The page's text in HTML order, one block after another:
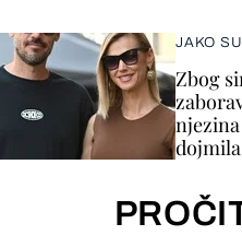
JAKO
Zbog
dojmila